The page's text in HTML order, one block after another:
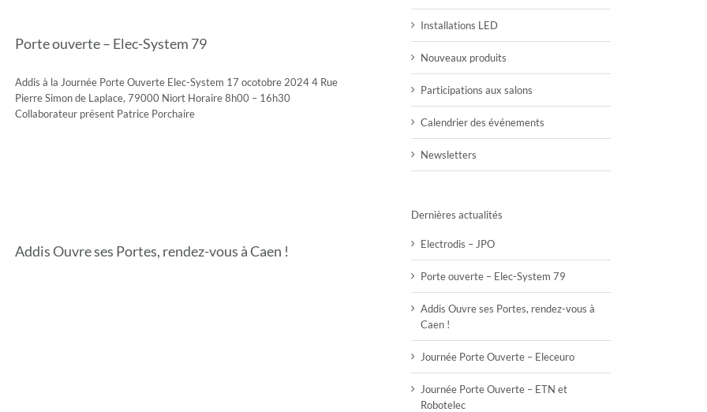
Porte ouverte – Elec-System 79
Addis à la Journée Porte Ouverte Elec-System 17 ocotobre 2024 4 Rue
Pierre Simon de Laplace, 79000 Niort Horaire 8h00 – 16h30
Collaborateur présent Patrice Porchaire
Addis Ouvre ses Portes, rendez-vous à Caen !
Installations LED
Nouveaux produits
Participations aux salons
Calendrier des événements
Newsletters
Dernières actualités
Electrodis – JPO
Porte ouverte – Elec-System 79
Addis Ouvre ses Portes, rendez-vous à
Caen !
Journée Porte Ouverte – Eleceuro
Journée Porte Ouverte – ETN et
Robotelec